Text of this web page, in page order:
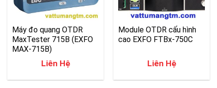
Máy đo quang OTDR
MaxTester 715B (EXFO
MAX-715B)
Liên Hệ
Module OTDR cấu hình
cao EXFO FTBx-750C
Liên Hệ